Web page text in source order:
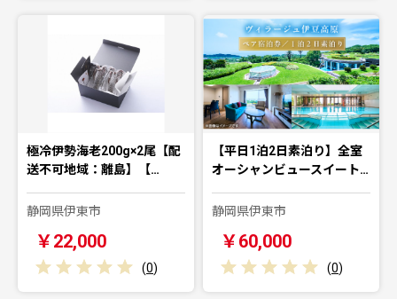
極冷伊勢海老200g×2尾【配
送不可地域：離島】【…
静岡県伊東市
￥22,000
(0)
【平日1泊2日素泊り】全室
オーシャンビュースイート…
静岡県伊東市
￥60,000
(0)